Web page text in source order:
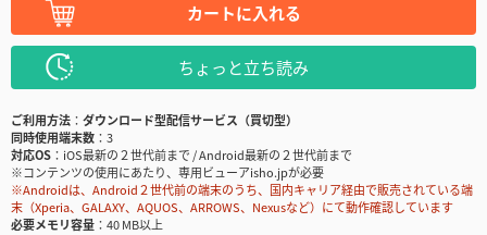
カートに入れる
ちょっと立ち読み
ご利用方法
ダウンロード型配信サービス（買切型）
同時使用端末数
3
対応OS
iOS最新の２世代前まで / Android最新の２世代前まで
※コンテンツの使用にあたり、専用ビューアisho.jpが必要
※Androidは、Android２世代前の端末のうち、国内キャリア経由で販売されている端
末（Xperia、GALAXY、AQUOS、ARROWS、Nexusなど）にて動作確認しています
必要メモリ容量
40 MB以上